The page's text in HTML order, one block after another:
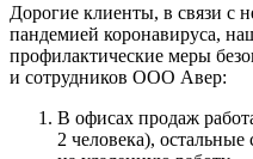
Дорогие клиенты, в связи с
пандемией коронавируса,
профилактические меры
и сотрудников ООО Авер:
В офисах продаж
2 человека),